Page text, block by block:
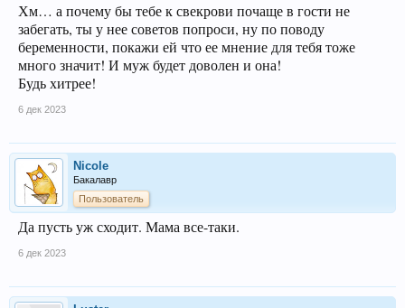
Хм… а почему бы тебе к свекрови почаще в гости не
забегать, ты у нее советов попроси, ну по поводу
беременности, покажи ей что ее мнение для тебя тоже
много значит! И муж будет доволен и она!
Будь хитрее!
6 дек 2023
Nicole
Бакалавр
Пользователь
Да пусть уж сходит. Мама все-таки.
6 дек 2023